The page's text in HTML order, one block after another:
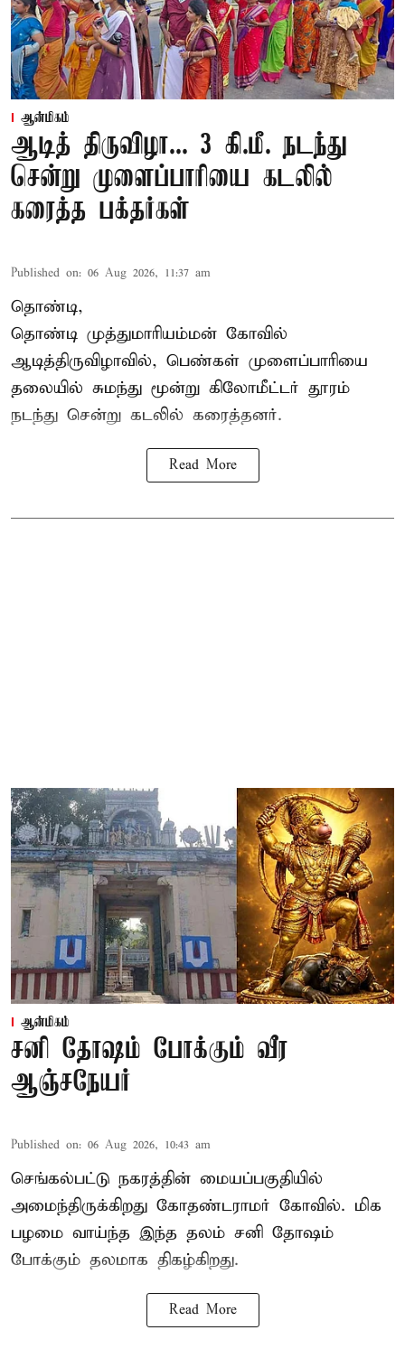
ஆன்மிகம்
ஆடித் திருவிழா... 3 கி.மீ. நடந்து
சென்று முளைப்பாரியை கடலில்
கரைத்த பக்தர்கள்
Published on: 06 Aug 2026, 11:37 am
தொண்டி,
தொண்டி முத்துமாரியம்மன் கோவில்
ஆடித்திருவிழாவில், பெண்கள் முளைப்பாரியை
தலையில் சுமந்து மூன்று கிலோமீட்டர் தூரம்
நடந்து சென்று கடலில் கரைத்தனர்.
Read More
ஆன்மிகம்
சனி தோஷம் போக்கும் வீர
ஆஞ்சநேயர்
Published on: 06 Aug 2026, 10:43 am
செங்கல்பட்டு நகரத்தின் மையப்பகுதியில்
அமைந்திருக்கிறது கோதண்டராமர் கோவில். மிக
பழமை வாய்ந்த இந்த தலம் சனி தோஷம்
போக்கும் தலமாக திகழ்கிறது.
Read More